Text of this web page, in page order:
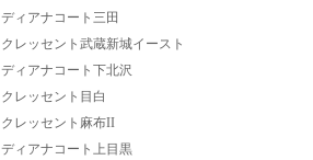
ディアナコート三田
クレッセント武蔵新城イースト
ディアナコート下北沢
クレッセント目白
クレッセント麻布II
ディアナコート上目黒